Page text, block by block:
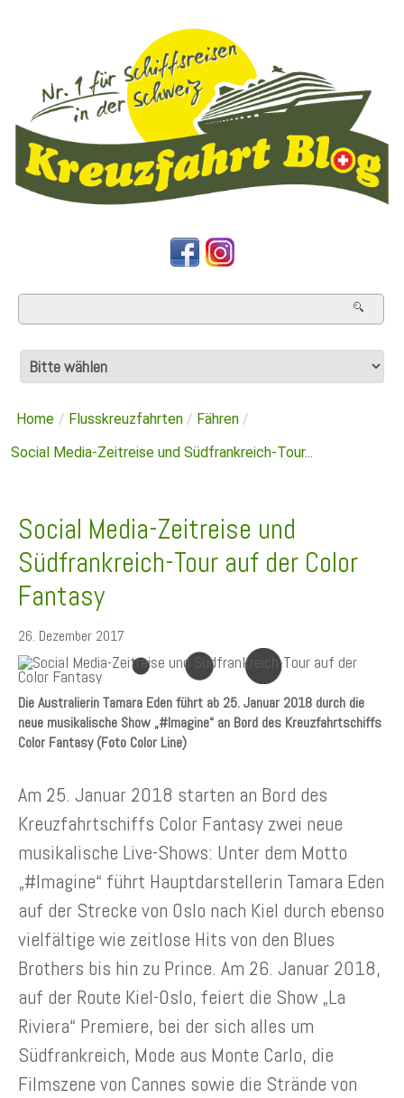
Home / Flusskreuzfahrten / Fähren /
Social Media-Zeitreise und Südfrankreich-Tour...
Social Media-Zeitreise und
Südfrankreich-Tour auf der Color
Fantasy
26. Dezember 2017
Die Australierin Tamara Eden führt ab 25. Januar 2018 durch die
neue musikalische Show „#Imagine“ an Bord des Kreuzfahrtschiffs
Color Fantasy (Foto Color Line)
Am 25. Januar 2018 starten an Bord des
Kreuzfahrtschiffs Color Fantasy zwei neue
musikalische Live-Shows: Unter dem Motto
„#Imagine“ führt Hauptdarstellerin Tamara Eden
auf der Strecke von Oslo nach Kiel durch ebenso
vielfältige wie zeitlose Hits von den Blues
Brothers bis hin zu Prince. Am 26. Januar 2018,
auf der Route Kiel-Oslo, feiert die Show „La
Riviera“ Premiere, bei der sich alles um
Südfrankreich, Mode aus Monte Carlo, die
Filmszene von Cannes sowie die Strände von